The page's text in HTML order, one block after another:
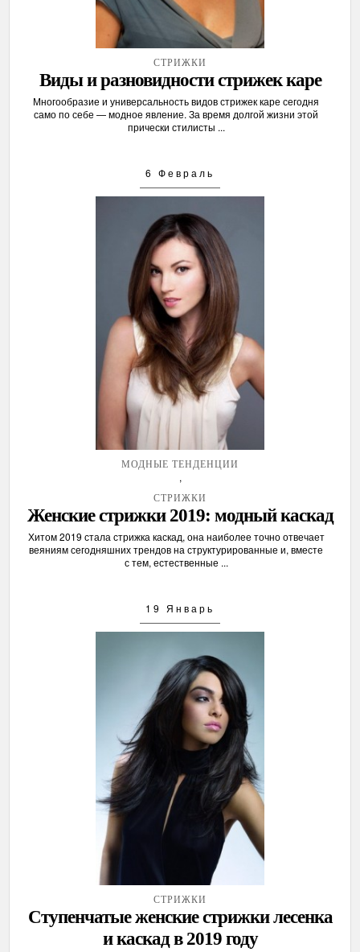
СТРИЖКИ
Виды и разновидности стрижек каре
Многообразие и универсальность видов стрижек каре сегодня
само по себе — модное явление. За время долгой жизни этой
прически стилисты ...
6 Февраль
МОДНЫЕ ТЕНДЕНЦИИ
,
СТРИЖКИ
Женские стрижки 2019: модный каскад
Хитом 2019 стала стрижка каскад, она наиболее точно отвечает
веяниям сегодняшних трендов на структурированные и, вместе
с тем, естественные ...
19 Январь
СТРИЖКИ
Ступенчатые женские стрижки лесенка
и каскад в 2019 году